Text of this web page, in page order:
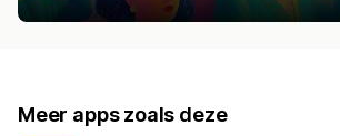
Meer apps zoals deze